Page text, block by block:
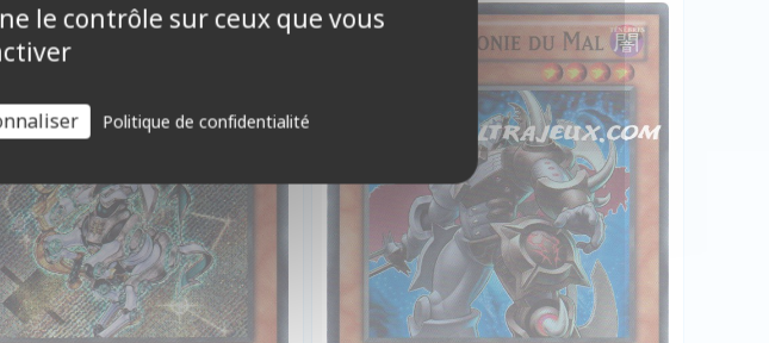
le contrôle sur ceux que vous
Politique de confidentialité